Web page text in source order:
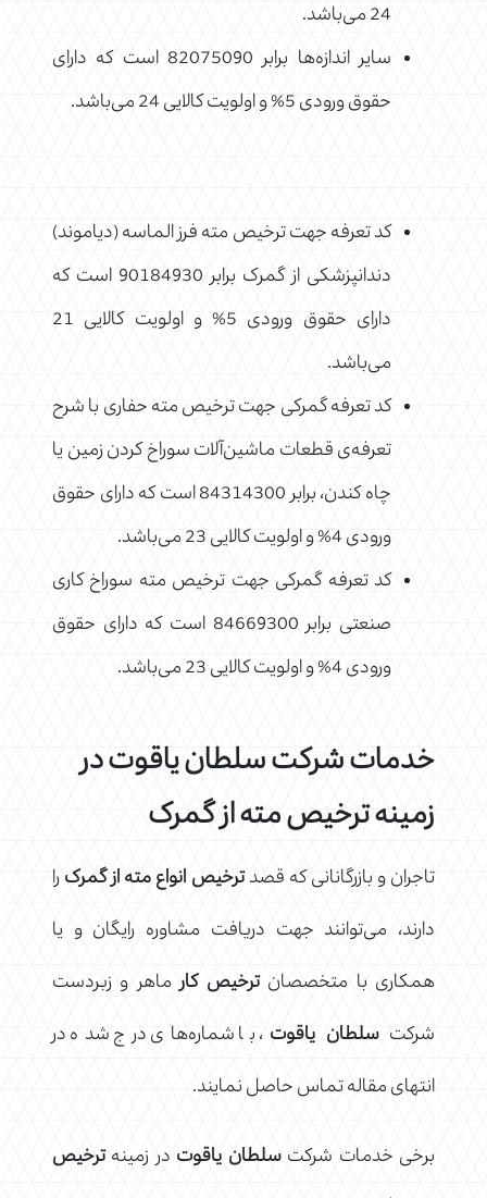
24 می‌باشد.
سایر اندازه‌ها برابر 82075090 است که دارای
حقوق ورودی 5% و اولویت کالایی 24 می‌باشد.
کد تعرفه جهت ترخیص مته فرز الماسه (دیاموند)
دندانپزشکی از گمرک برابر 90184930 است که
دارای حقوق ورودی 5% و اولویت کالایی 21
می‌باشد.
کد تعرفه گمرکی جهت ترخیص مته حفاری با شرح
تعرفه‌ی قطعات ماشین‌آلات سوراخ کردن زمین یا
چاه کندن، برابر 84314300 است که دارای حقوق
ورودی 4% و اولویت کالایی 23 می‌باشد.
کد تعرفه گمرکی جهت ترخیص مته سوراخ کاری
صنعتی برابر 84669300 است که دارای حقوق
ورودی 4% و اولویت کالایی 23 می‌باشد.
خدمات شرکت سلطان یاقوت در
زمینه ترخیص مته از گمرک
تاجران و بازرگانانی که قصدترخیص انواع مته از گمرکرا
دارند، می‌توانند جهت دریافت مشاوره رایگان و یا
همکاری با متخصصانترخیص کار ماهر و زبردست
شرکتسلطان یاقوت ، با شماره‌های درج شده در
انتهای مقاله تماس حاصل نمایند.
برخی خدمات شرکتسلطان یاقوت در زمینهترخیص